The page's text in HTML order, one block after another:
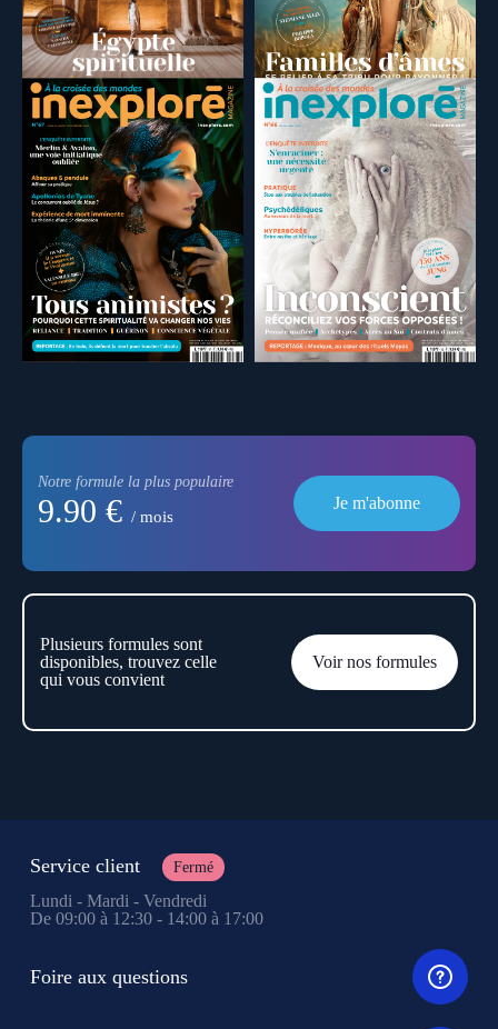
Notre formule la plus populaire
9.90 € / mois
Je m'abonne
Plusieurs formules sont
disponibles, trouvez celle
qui vous convient
Voir nos formules
Service client Fermé
Lundi - Mardi - Vendredi
De 09:00 à 12:30 - 14:00 à 17:00
Foire aux questions